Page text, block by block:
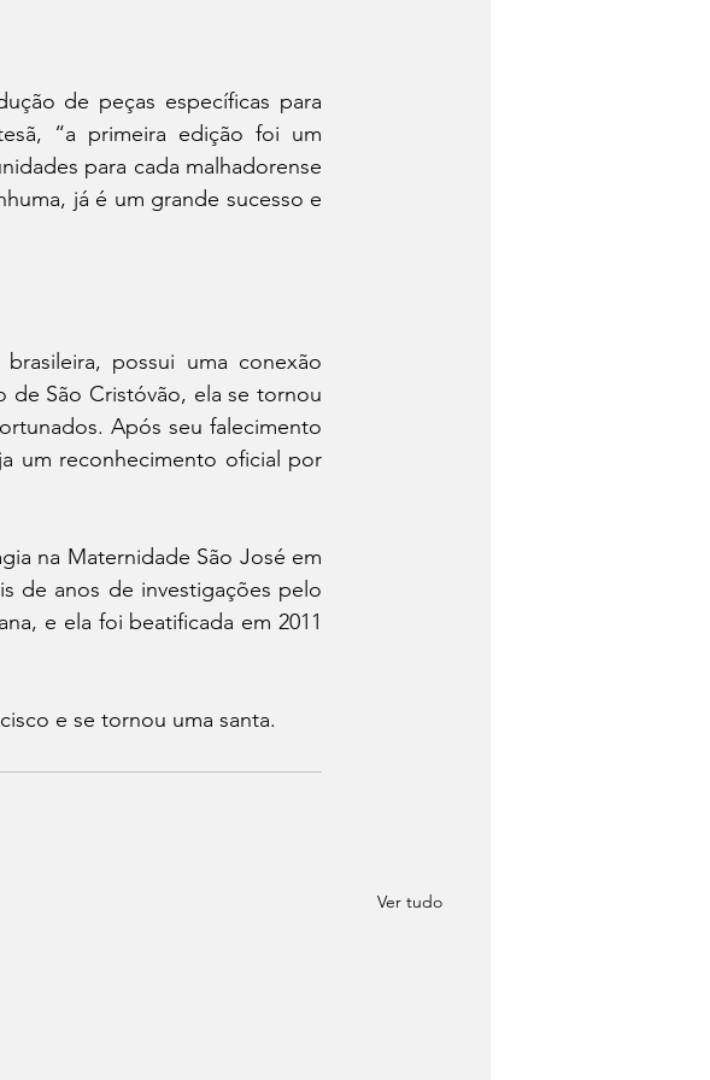
de peças específicas para
“a primeira edição foi um
para cada malhadorense
já é um grande sucesso e
possui uma conexão
de São Cristóvão, ela se tornou
Após seu falecimento
um reconhecimento oficial por
na Maternidade São José em
de anos de investigações pelo
e ela foi beatificada em 2011
e se tornou uma santa.
Ver tudo